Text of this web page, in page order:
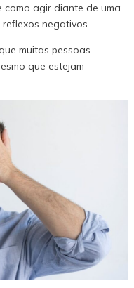
como agir diante de uma
negativos.
muitas pessoas
que estejam